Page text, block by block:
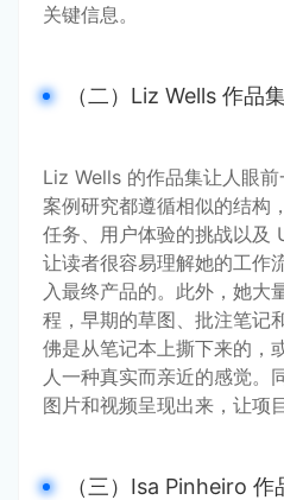
关键信息。
（二）Liz Wells 作品
Liz Wells 的作品集让人眼
案例研究都遵循相似的结构
任务、用户体验的挑战以及
让读者很容易理解她的工作
入最终产品的。此外，她大
程，早期的草图、批注笔记
佛是从笔记本上撕下来的，
人一种真实而亲近的感觉。
图片和视频呈现出来，让项
（三）Isa Pinheiro 作